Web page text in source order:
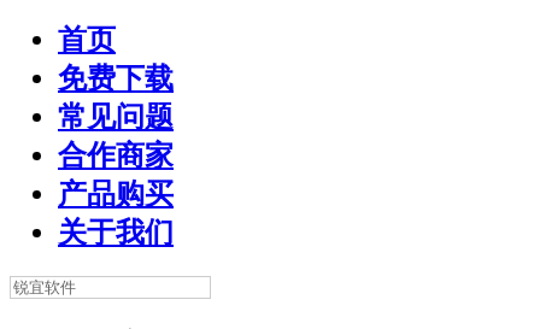
首页
免费下载
常见问题
合作商家
产品购买
关于我们